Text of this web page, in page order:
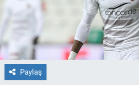
Paylaş
Forum
Gerçeğin İzinde
Gün Başlıyor